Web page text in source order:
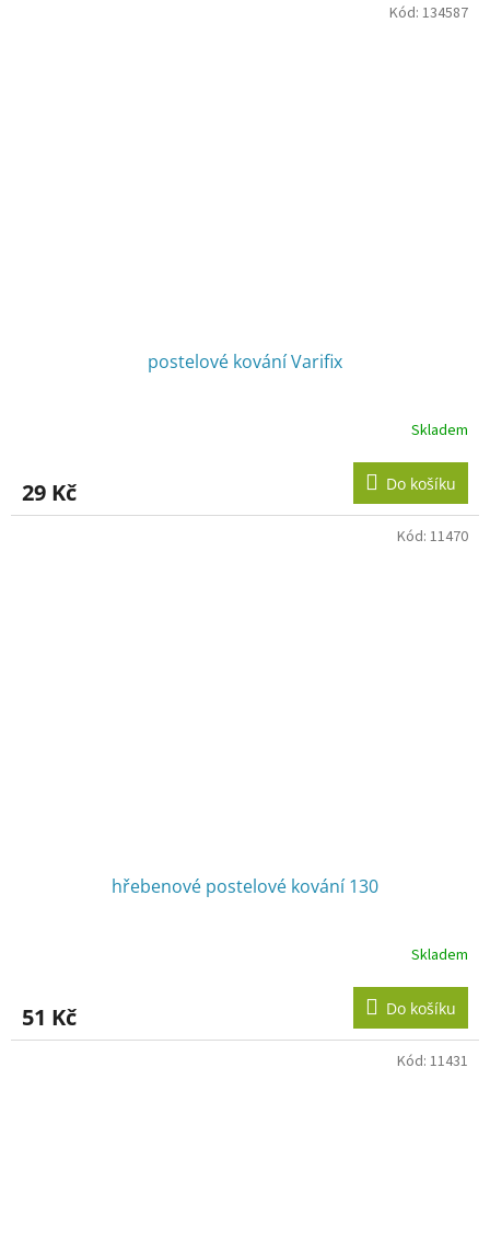
postelové kování Varifix
je
3,9
Skladem
29 Kč Do košíku
Kód: 134587
hřebenové postelové kování 130
Skladem
51 Kč Do košíku
Kód: 11470
Kód: 11431